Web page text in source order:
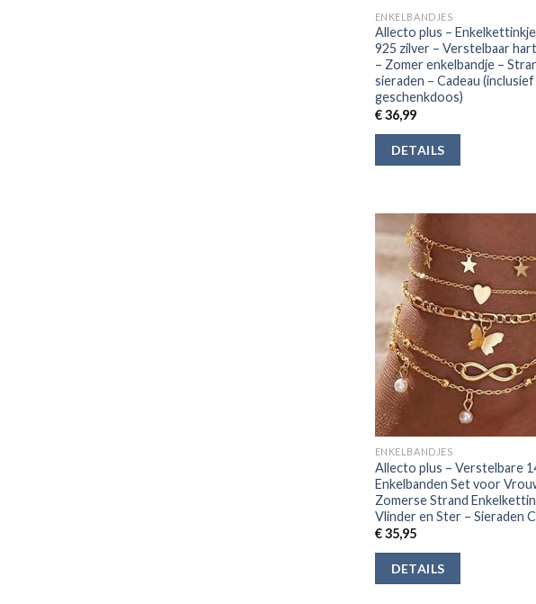
ENKELBANDJES
Allecto plus – Enkelkettinkje
925 zilver – Verstelbaar
– Zomer enkelbandje –
sieraden – Cadeau (inclusief
geschenkdoos)
€36,99
DETAILS
ENKELBANDJES
Allecto plus – Verstelbare
Enkelbanden Set voor
Zomerse Strand
Vlinder en Ster – Sieraden
€35,95
DETAILS